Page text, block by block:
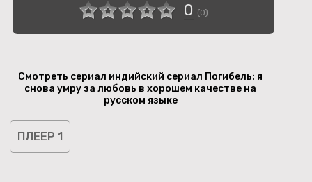
0 (0)
Смотреть сериал индийский сериал Погибель: я
снова умру за любовь в хорошем качестве на
русском языке
ПЛЕЕР 1